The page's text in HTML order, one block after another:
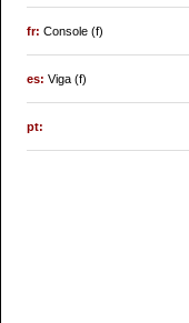
fr:Console (f)
es:Viga (f)
pt: